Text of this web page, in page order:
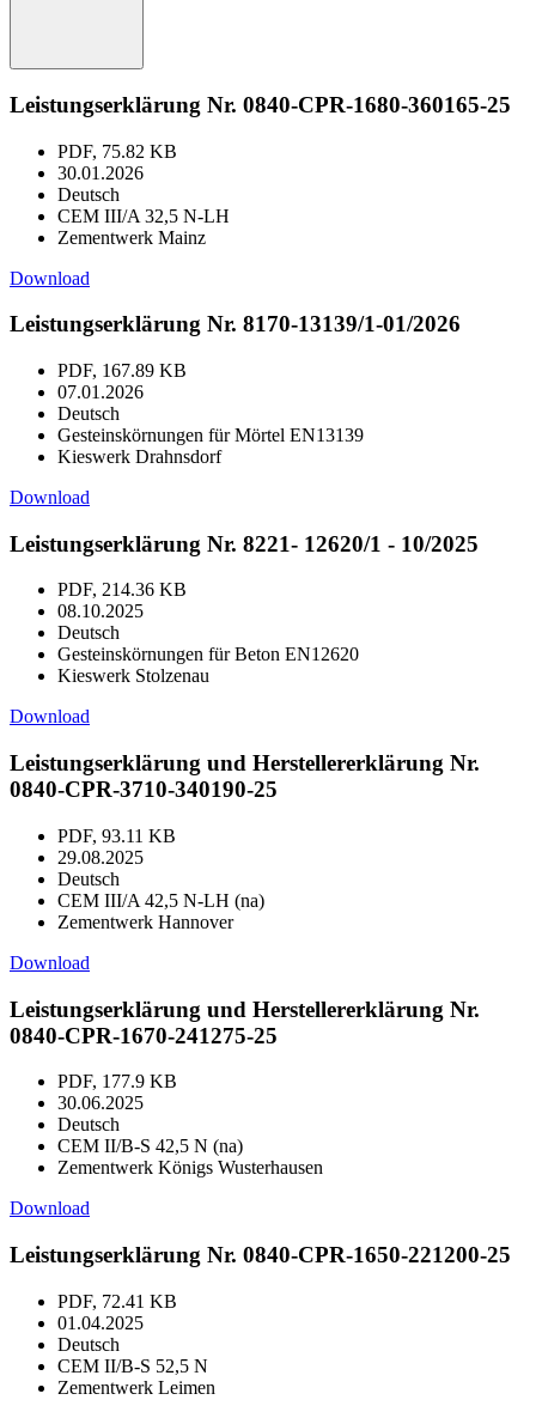
Leistungserklärung Nr. 0840-CPR-1680-360165-25
PDF, 75.82 KB
30.01.2026
Deutsch
CEM III/A 32,5 N-LH
Zementwerk Mainz
Download
Leistungserklärung Nr. 8170-13139/1-01/2026
PDF, 167.89 KB
07.01.2026
Deutsch
Gesteinskörnungen für Mörtel EN13139
Kieswerk Drahnsdorf
Download
Leistungserklärung Nr. 8221- 12620/1 - 10/2025
PDF, 214.36 KB
08.10.2025
Deutsch
Gesteinskörnungen für Beton EN12620
Kieswerk Stolzenau
Download
Leistungserklärung und Herstellererklärung Nr.
0840-CPR-3710-340190-25
PDF, 93.11 KB
29.08.2025
Deutsch
CEM III/A 42,5 N-LH (na)
Zementwerk Hannover
Download
Leistungserklärung und Herstellererklärung Nr.
0840-CPR-1670-241275-25
PDF, 177.9 KB
30.06.2025
Deutsch
CEM II/B-S 42,5 N (na)
Zementwerk Königs Wusterhausen
Download
Leistungserklärung Nr. 0840-CPR-1650-221200-25
PDF, 72.41 KB
01.04.2025
Deutsch
CEM II/B-S 52,5 N
Zementwerk Leimen